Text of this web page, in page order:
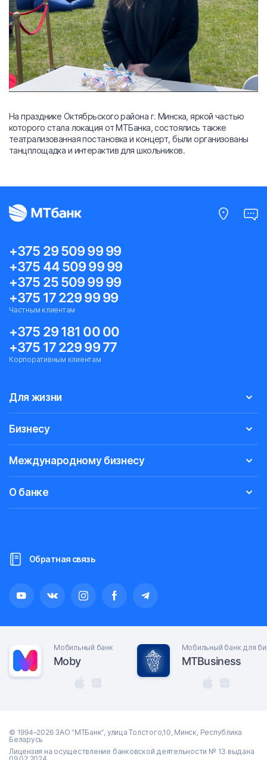
На празднике Октябрьского района г. Минска, яркой частью
которого стала локация от МТБанка, состоялись также
театрализованная постановка и концерт, были организованы
танцплощадка и интерактив для школьников.
+375 29 509 99 99
+375 44 509 99 99
+375 25 509 99 99
+375 17 229 99 99
Частным клиентам
+375 29 181 00 00
+375 17 229 99 77
Корпоративным клиентам
Для жизни
Бизнесу
Международному бизнесу
О банке
Обратная связь
Мобильный банк
Moby
Мобильный банк для
MTBusiness
© 1994–2026 ЗАО “МТБанк”, улица Толстого,10, Минск, Республика
Беларусь
Лицензия на осуществление банковской деятельности № 13 выдана